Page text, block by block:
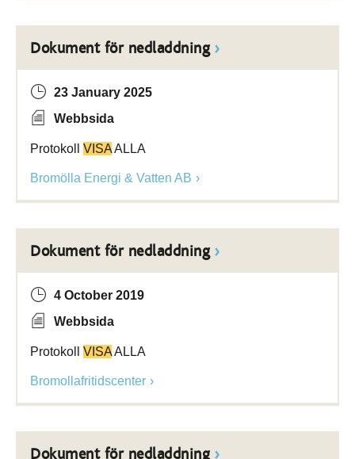
Dokument för nedladdning
23 January 2025
Webbsida
Protokoll VISAALLA
Bromölla Energi & Vatten AB
Dokument för nedladdning
4 October 2019
Webbsida
Protokoll VISAALLA
Bromollafritidscenter
Dokument för nedladdning